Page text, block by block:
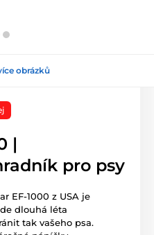
obrázků
|
pro psy
EF-1000 z USA je
dlouhá léta
tak vašeho psa.